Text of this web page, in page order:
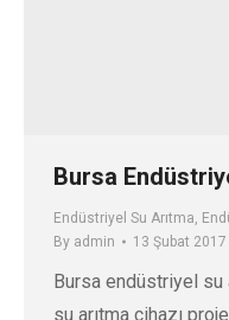
Bursa
Endüstriyel Su Arıtma,
By admin 13 Şubat 2017
Bursa endüstriyel su
su arıtma cihazı